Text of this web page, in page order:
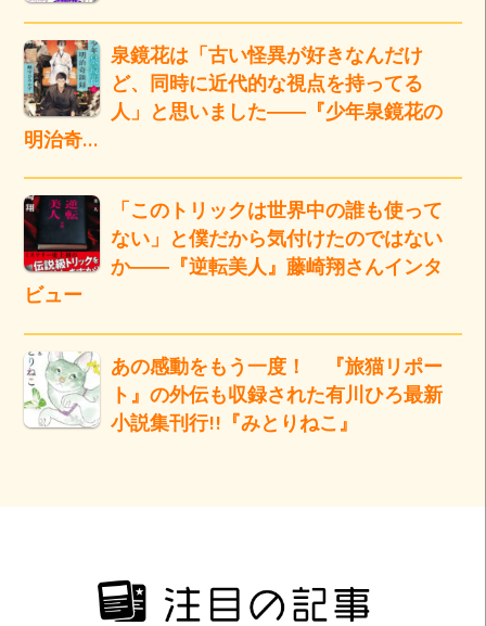
泉鏡花は「古い怪異が好きなんだけ
ど、同時に近代的な視点を持ってる
人」と思いました――『少年泉鏡花の
明治奇…
「このトリックは世界中の誰も使って
ない」と僕だから気付けたのではない
か――『逆転美人』藤崎翔さんインタ
ビュー
あの感動をもう一度！ 『旅猫リポー
ト』の外伝も収録された有川ひろ最新
小説集刊行!!『みとりねこ』